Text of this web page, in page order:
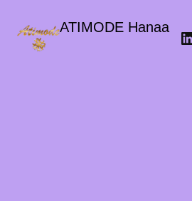
ATIMODE Hanaa